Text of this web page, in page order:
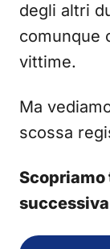
degli altri
comunque
vittime.
Ma
scossa
successiva